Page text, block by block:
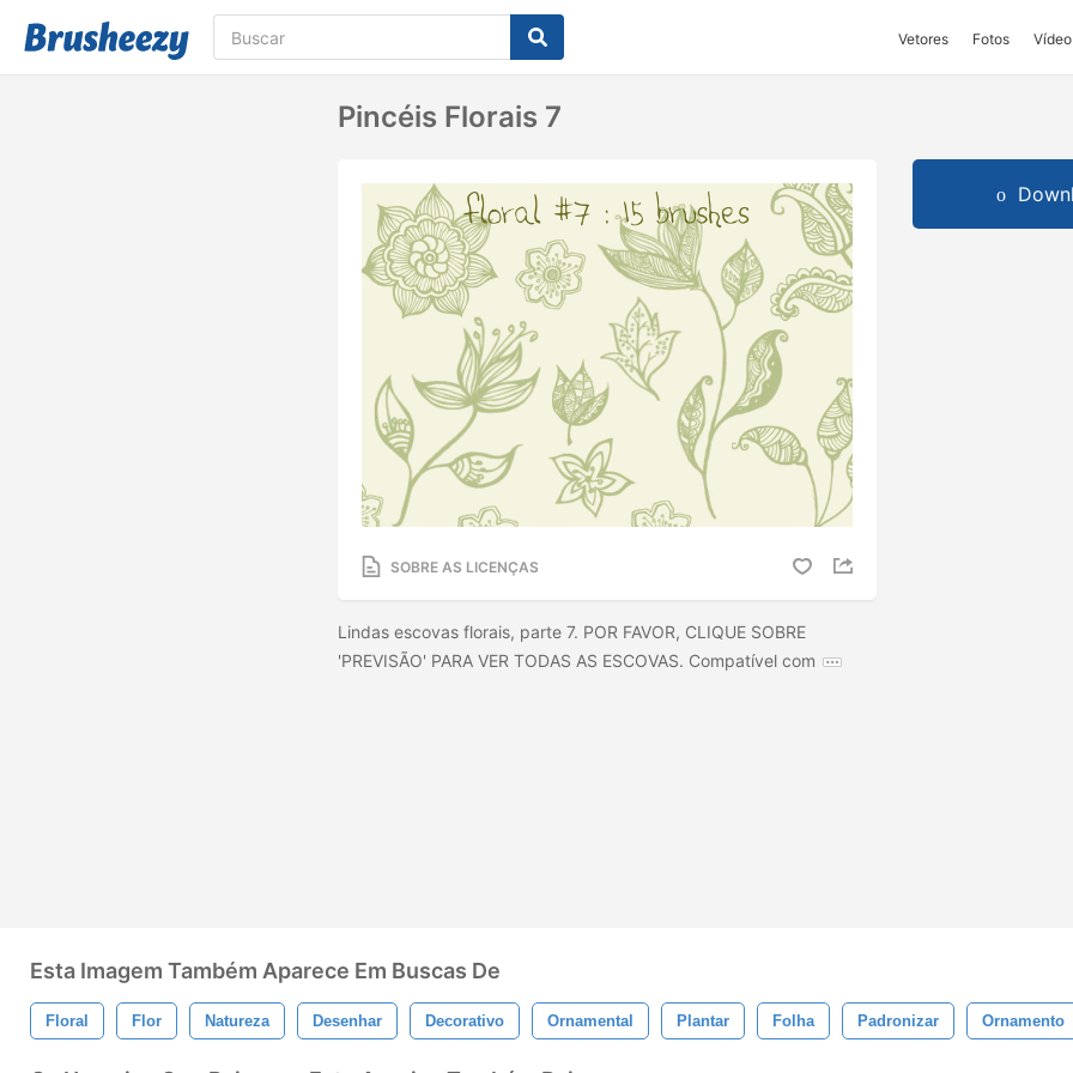
Vetores Fotos Vídeo
Pincéis Florais 7
SOBRE AS LICENÇAS
Lindas escovas florais, parte 7. POR FAVOR, CLIQUE SOBRE
'PREVISÃO' PARA VER TODAS AS ESCOVAS. Compatível com
Esta Imagem Também Aparece Em Buscas De
Floral Flor Natureza Desenhar Decorativo Ornamental Plantar Folha Padronizar Ornamento